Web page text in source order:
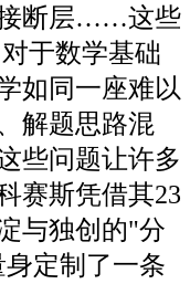
接断层……这些
于数学基础
如同一座难以
解题思路混
些问题让许多
赛斯凭借其23
与独创的"分
定制了一条